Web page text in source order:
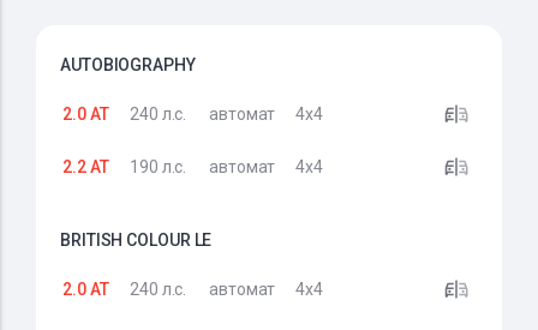
AUTOBIOGRAPHY
2.0 AT 240 л.с. автомат 4x4
2.2 AT 190 л.с. автомат 4x4
BRITISH COLOUR LE
2.0 AT 240 л.с. автомат 4x4